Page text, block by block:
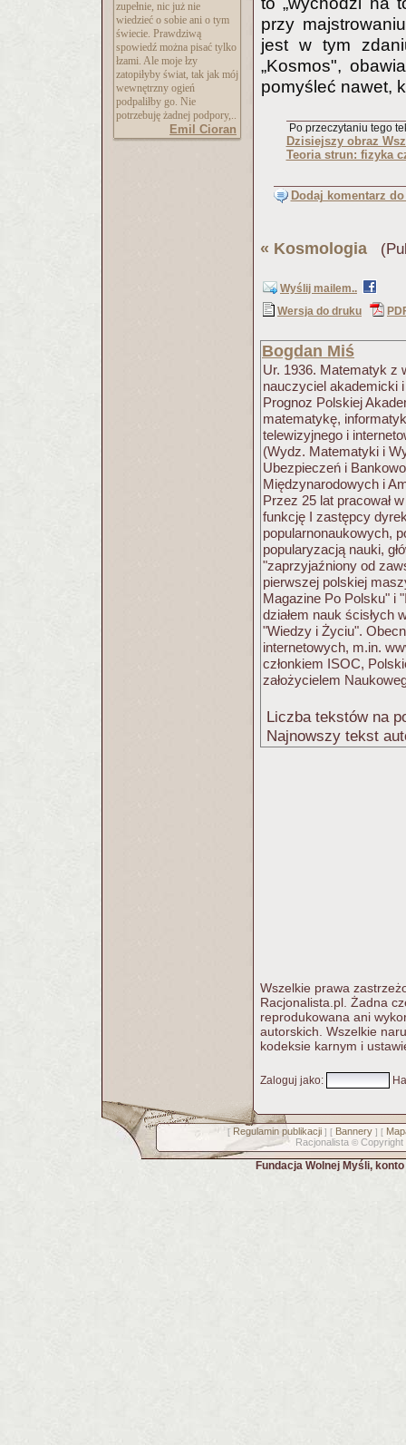
zupełnie, nic już nie
wiedzieć o sobie ani o tym
świecie. Prawdziwą
spowiedź można pisać tylko
łzami. Ale moje łzy
zatopiłyby świat, tak jak mój
wewnętrzny ogień
podpaliłby go. Nie
potrzebuję żadnej podpory,..
Emil Cioran
przy
jest w tym
„Kosmos",
pomyśleć nawet,
Po przeczytaniu tego
Dzisiejszy obraz
Teoria strun: fizyka
Dodaj komentarz
« Kosmologia
Wyślij mailem..
Wersja do druku
Bogdan Miś
Ur. 1936. Matematyk z
nauczyciel akademicki
Prognoz Polskiej
matematykę,
telewizyjnego i
(Wydz. Matematyki i
Ubezpieczeń i
Międzynarodowych i
Przez 25 lat pracował
funkcję I zastępcy
popularnonaukowych,
popularyzacją nauki,
"zaprzyjaźniony od
pierwszej polskiej
Magazine Po Polsku" i
działem nauk ścisłych
"Wiedzy i Życiu".
internetowych, m.in.
członkiem ISOC,
założycielem
Liczba tekstów na
Najnowszy tekst
Wszelkie prawa
Racjonalista.pl. Żadna
reprodukowana ani
autorskich. Wszelkie
kodeksie karnym i
Zaloguj jako:
[ Regulamin publikacji] [ Bannery] [
Racjonalista © Copyright
Fundacja Wolnej Myśli,